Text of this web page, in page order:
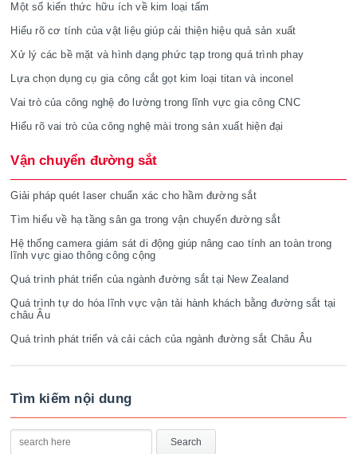
Một số kiến thức hữu ích về kim loại tấm
Hiểu rõ cơ tính của vật liệu giúp cải thiện hiệu quả sản xuất
Xử lý các bề mặt và hình dạng phức tạp trong quá trình phay
Lựa chọn dụng cụ gia công cắt gọt kim loại titan và inconel
Vai trò của công nghệ đo lường trong lĩnh vực gia công CNC
Hiểu rõ vai trò của công nghệ mài trong sản xuất hiện đại
Vận chuyển đường sắt
Giải pháp quét laser chuẩn xác cho hầm đường sắt
Tìm hiểu về hạ tầng sân ga trong vận chuyển đường sắt
Hệ thống camera giám sát di động giúp nâng cao tính an toàn trong
lĩnh vực giao thông công cộng
Quá trình phát triển của ngành đường sắt tại New Zealand
Quá trình tự do hóa lĩnh vực vận tải hành khách bằng đường sắt tại
châu Âu
Quá trình phát triển và cải cách của ngành đường sắt Châu Âu
Tìm kiếm nội dung